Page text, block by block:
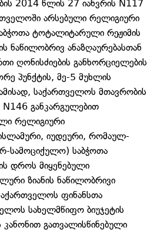
2014 წლის 27 იანვრის N117
არსებული რელიგიური
ტოტალიტარული რეჟიმის
ნაწილობრივ ანაზღაურებასთან
ღონისძიების განხორციელების
პუნქტის, მე-5 მუხლის
საქართველოს მთავრობის
განკარგულებით
რელიგიური
იუდეური, რომაულ-
სამოციქულო) საბჭოთა
დროს მიყენებული
ზიანის ნაწილობრივი
ფინანსთა
სახელმწიფო ბიუჯეტის
გათვალისწინებული